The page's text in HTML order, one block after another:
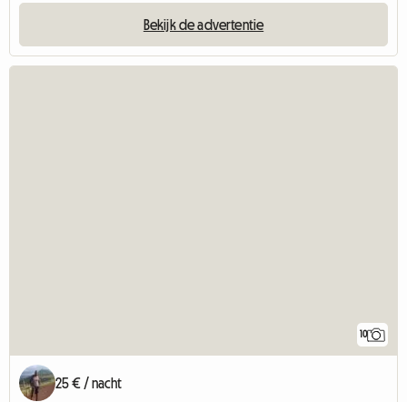
Bekijk de advertentie
10
25 € / nacht